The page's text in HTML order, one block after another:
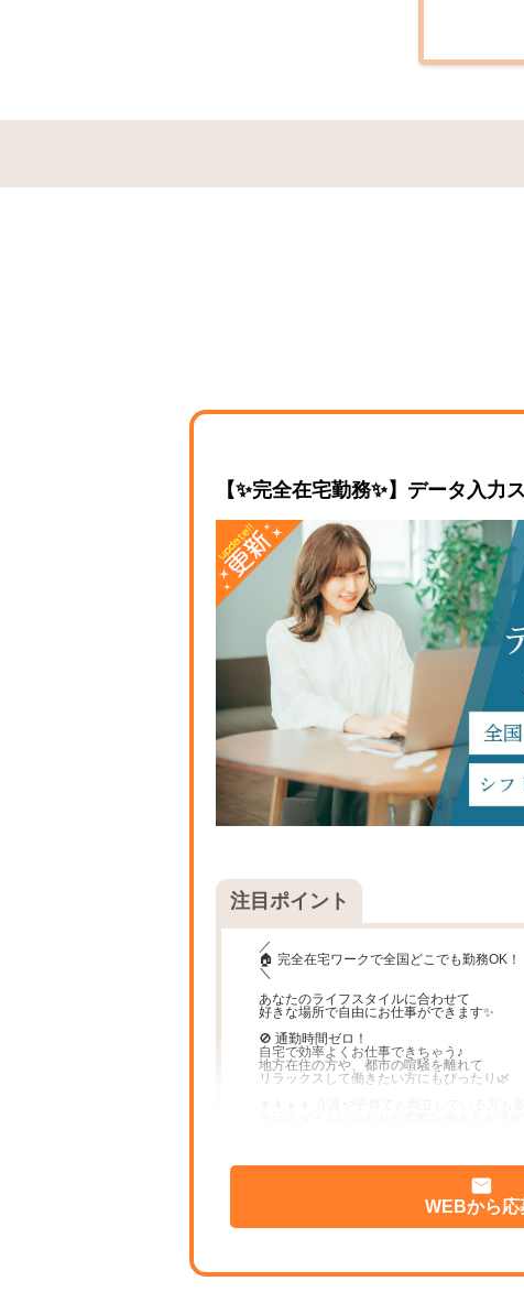
【✨完全在宅勤務✨】データ入
注目ポイント
／
🏠 完全在宅ワークで全国どこでも勤務OK！
＼
あなたのライフスタイルに合わせて
好きな場所で自由にお仕事ができます✨
🚫 通勤時間ゼロ！
自宅で効率よくお仕事できちゃう♪
地方在住の方や、都市の喧騒を離れて
リラックスして働きたい方にもぴったり🌿
応募から採用まで、すべてオンライン🌐
忙しい方も無理なく働ける♪
WEBから応